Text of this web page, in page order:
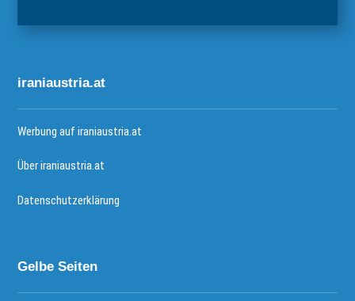
iraniaustria.at
Werbung auf iraniaustria.at
Über iraniaustria.at
Datenschutzerklärung
Gelbe Seiten